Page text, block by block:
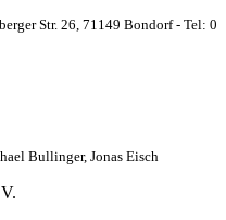
Str. 26, 71149 Bondorf - Tel: 0
Bullinger, Jonas Eisch